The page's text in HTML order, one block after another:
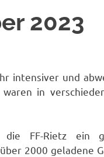
2023
intensiver und
in
FF-Rietz ein
2000 geladene